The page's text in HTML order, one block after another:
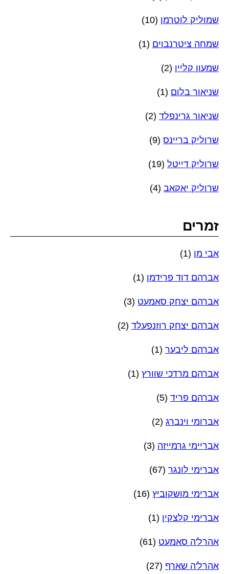
שמוליק לוטרמן (10)
שמחה ציטרנבוים (1)
שמעון קליין (2)
שניאור בלום (1)
שניאור גרינפלד (2)
שרוליק בריינס (9)
שרוליק דייטל (19)
שרוליק יאקאב (4)
זמרים
אבי מן (1)
אברהם דוד פרידמן (1)
אברהם יצחק סאמעט (3)
אברהם יצחק רוזנפעלד (2)
אברהם ליבער (1)
אברהם מרדכי שוורץ (1)
אברהם פריד (5)
אברומי וינברג (2)
אבריימי גרמייזה (3)
אברימי לונגר (67)
אברימי מושקוביץ (16)
אברימי קלצקין (1)
אהרל'ה סאמעט (61)
אהרל'ה שארף (27)